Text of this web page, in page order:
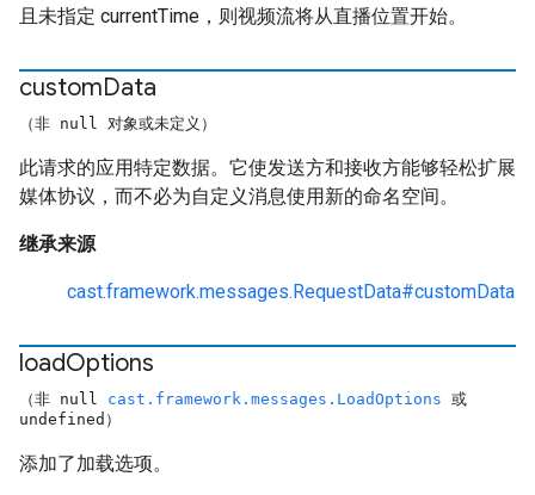
且未指定 currentTime，则视频流将从直播位置开始。
customData
（非 null 对象或未定义）
此请求的应用特定数据。它使发送方和接收方能够轻松扩展
媒体协议，而不必为自定义消息使用新的命名空间。
继承来源
cast.framework.messages.RequestData#customData
loadOptions
（非 null cast.framework.messages.LoadOptions 或
undefined）
添加了加载选项。